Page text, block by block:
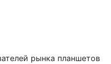
рынка планшетов